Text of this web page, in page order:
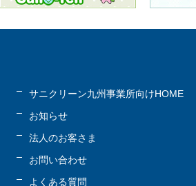
サニクリーン九州事業所向けHOME
お知らせ
法人のお客さま
お問い合わせ
よくある質問